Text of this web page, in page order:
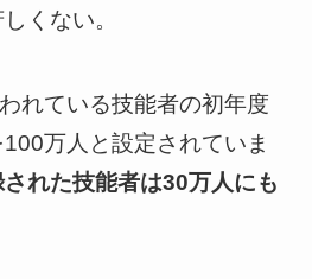
くない。
れている技能者の初年度
万人と設定されていま
れた技能者は30万人にも